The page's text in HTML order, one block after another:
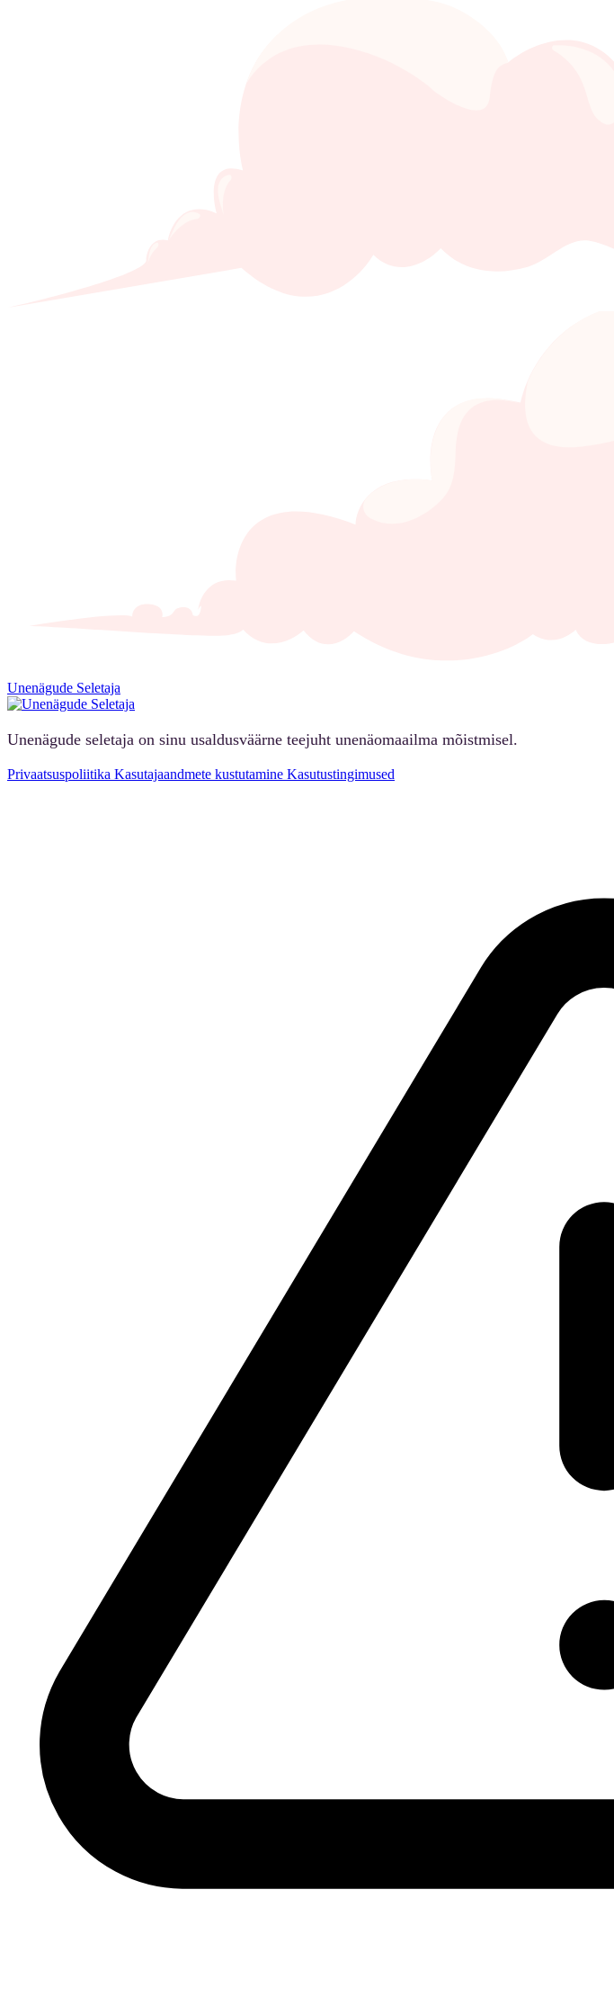
Unenägude Seletaja
Unenägude seletaja on sinu usaldusväärne teejuht unenäomaailma mõistmisel.
Privaatsuspoliitika Kasutajaandmete kustutamine Kasutustingimused